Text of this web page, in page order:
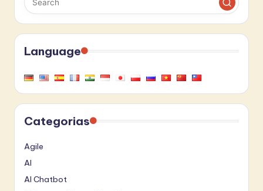
Language
Categorias
Agile
AI
AI Chatbot